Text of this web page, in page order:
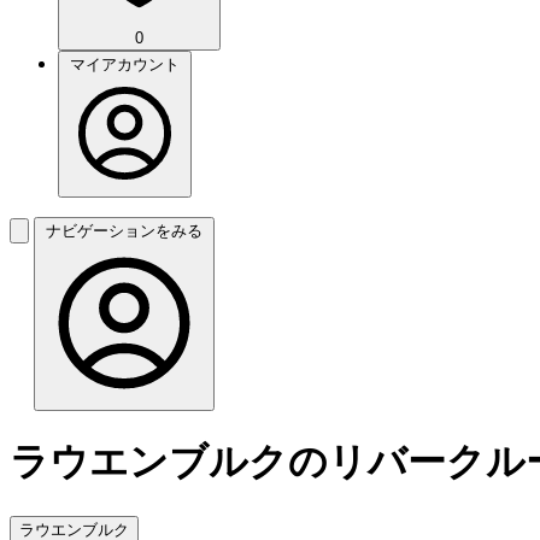
0
マイアカウント
ナビゲーションをみる
ラウエンブルクのリバークル
ラウエンブルク